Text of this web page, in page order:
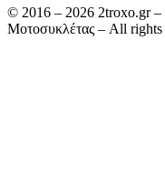
© 2016 – 2026 2troxo.gr –
Μοτοσυκλέτας – All rights